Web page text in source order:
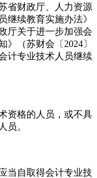
省财政厅、人力资源
继续教育实施办法》
厅关于进一步加强会
（苏财会〔2024〕
计专业技术人员继续
资格的人员，或不具
员。
当自取得会计专业技